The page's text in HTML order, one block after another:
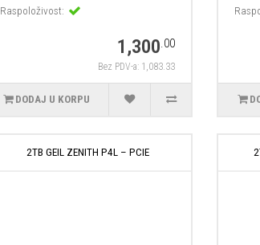
Raspoloživost:
1,300.00
Bez PDV-a: 1,083.33
DODAJ U KORPU
2TB GEIL ZENITH P4L – PCIE